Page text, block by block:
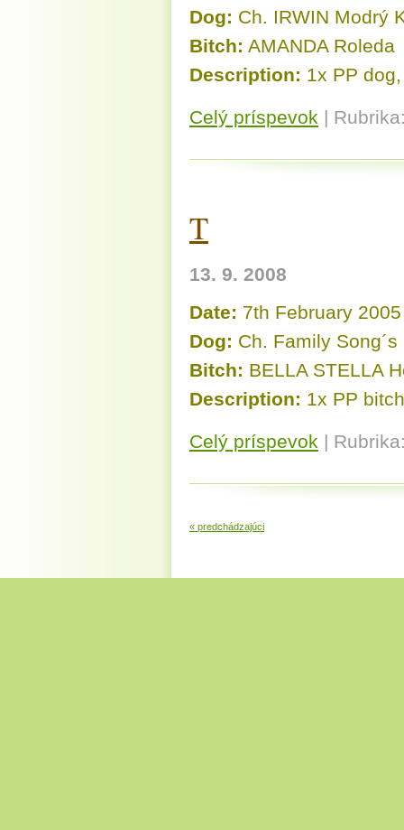
Dog: Ch. IRWIN Modrý
Bitch: AMANDA Roleda
Description: 1x PP
Celý príspevok |
T
13. 9. 2008
Date: 7th February 2005
Dog: Ch. Family
Bitch: BELLA STELLA
Description: 1x PP
Celý príspevok |
« predchádzajúci